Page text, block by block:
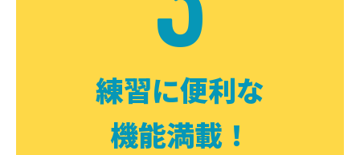
練習に便利な
機能満載！